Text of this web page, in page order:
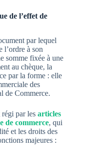
de l’effet de
par lequel
l’ordre à son
somme fixée à une
au chèque, la
par la forme : elle
des
de Commerce.
par les articles
de commerce, qui
et les droits des
majeures :